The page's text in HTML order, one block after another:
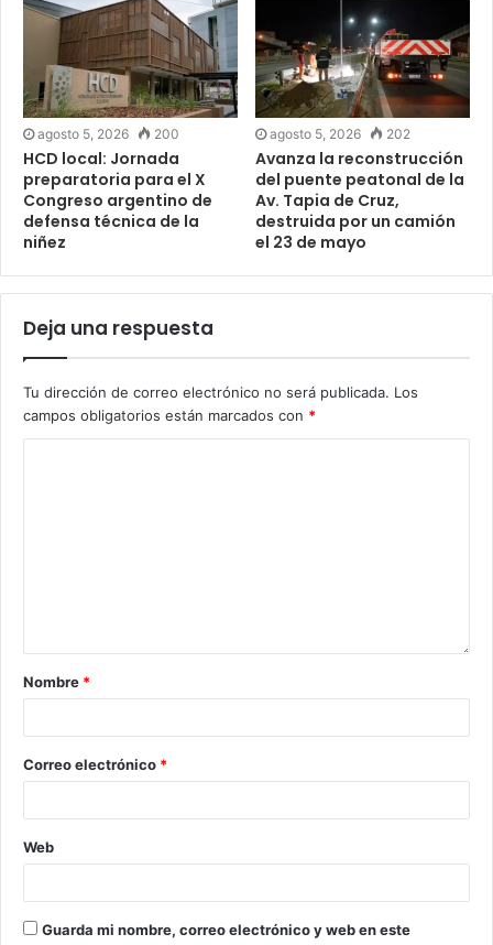
agosto 5, 2026 200
HCD local: Jornada
preparatoria para el X
Congreso argentino de
defensa técnica de la
niñez
agosto 5, 2026 202
Avanza la reconstrucción
del puente peatonal de la
Av. Tapia de Cruz,
destruida por un camión
el 23 de mayo
Deja una respuesta
Tu dirección de correo electrónico no será publicada. Los
campos obligatorios están marcados con *
Nombre *
Correo electrónico *
Web
Guarda mi nombre, correo electrónico y web en este